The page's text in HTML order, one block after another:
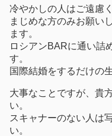
冷やかしの人はご遠慮
まじめな方のみお願い
ます。
ロシアンBARに通い詰
す。
国際結婚をするだけの
大事なことですが、貴
い。
スキャナーのない人は
い。